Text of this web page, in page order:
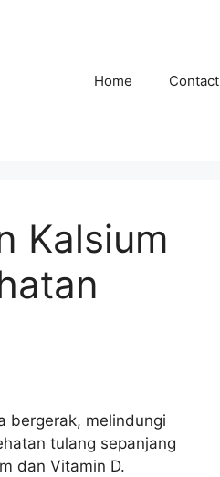
Home Contact
Kalsium
bergerak, melindungi
tulang sepanjang
dan Vitamin D.